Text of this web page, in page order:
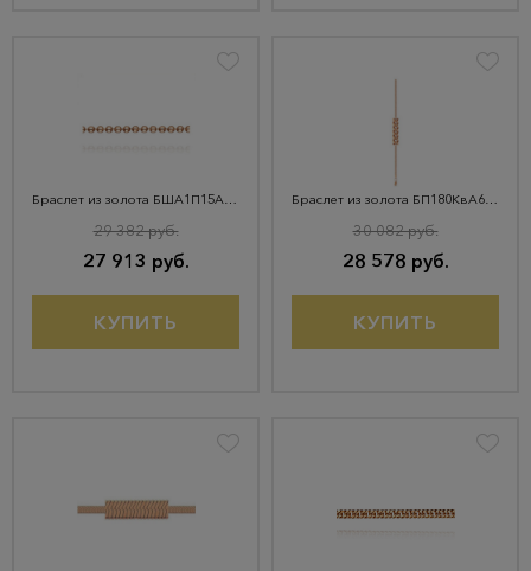
Браслет из золота БША1П15А1П-А51
27 913 руб.
29 382 руб.
КУПИТЬ
Браслет из золота БП180КвА6-А51
28 578 руб.
30 082 руб.
КУПИТЬ